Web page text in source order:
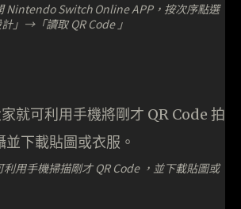
Nintendo Switch Online APP，按次序點選
」→「讀取 QR Code 」
用手機掃描剛才 QR Code ，並下載貼圖或